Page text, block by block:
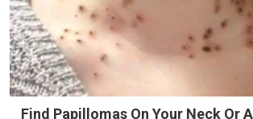
Find Papillomas On Your Neck Or